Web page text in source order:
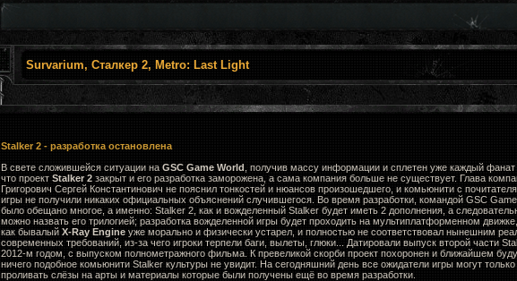
Survarium, Сталкер 2, Metro: Last Light
Stalker 2 - разработка остановлена
В свете сложившейся ситуации на GSC Game World , получив массу информации и сплетен уже каждый фанат
что проект Stalker 2закрыт и его разработка заморожена, а сама компания больше не существует. Глава
Григорович Сергей Константинович не пояснил тонкостей и нюансов произошедшего, и комьюнити с
игры не получили никаких официальных объяснений случившегося. Во время разработки, командой GSC
было обещано многое, а именно: Stalker 2, как и вожделенный Stalker будет иметь 2 дополнения, а
можно назвать его трилогией; разработка вожделенной игры будет проходить на мультиплатформенном
как бывалый X-Ray Engineуже морально и физически устарел, и полностью не соответствовал нынешним
современных требований, из-за чего игроки терпели баги, вылеты, глюки... Датировали выпуск второй части
2012-м годом, с выпуском полнометражного фильма. К превеликой скорби проект похоронен и ближайшем
ничего подобное комьюнити Stalker культуры не увидит. На сегодняшний день все ожидатели игры могут только
проливать слёзы на арты и материалы которые были получены ещё во время разработки.